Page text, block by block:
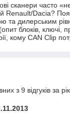
сканери часто
Renault/Dacia?
та дилерським
блоків, ключі,
кому CAN Clip
з 9 відгуків за рік